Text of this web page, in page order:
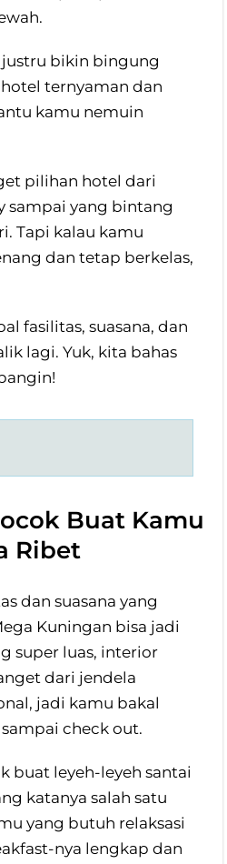
justru bikin bingung
ternyaman dan
kamu nemuin
pilihan hotel dari
sampai yang bintang
Tapi kalau kamu
dan tetap berkelas,
fasilitas, suasana, dan
lagi. Yuk, kita bahas
Buat Kamu
Ribet
dan suasana yang
Kuningan bisa jadi
super luas, interior
dari jendela
jadi kamu bakal
check out.
buat leyeh-leyeh santai
katanya salah satu
yang butuh relaksasi
nya lengkap dan